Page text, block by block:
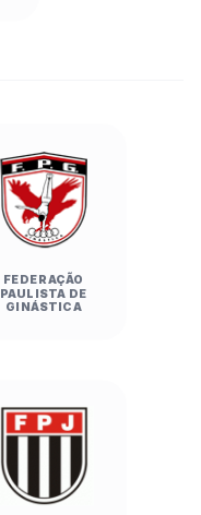
FEDERAÇÃO
PAULISTA DE
GINÁSTICA